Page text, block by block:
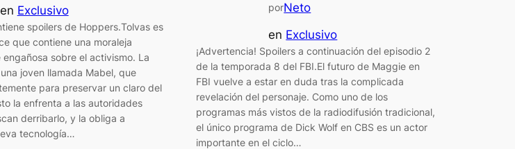
en Exclusivo
spoilers de Hoppers.Tolvas es
que contiene una moraleja
sobre el activismo. La
joven llamada Mabel, que
para preservar un claro del
la enfrenta a las autoridades
derribarlo, y la obliga a
tecnología…
porNeto
en Exclusivo
¡Advertencia! Spoilers a continuación del episodio 2
de la temporada 8 del FBI.El futuro de Maggie en
FBI vuelve a estar en duda tras la complicada
revelación del personaje. Como uno de los
programas más vistos de la radiodifusión tradicional,
el único programa de Dick Wolf en CBS es un actor
importante en el ciclo…